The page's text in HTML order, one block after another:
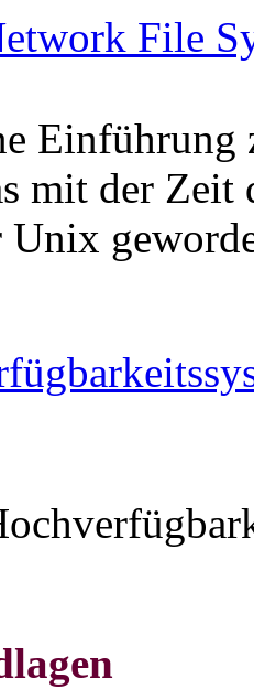
File
mit der
Unix